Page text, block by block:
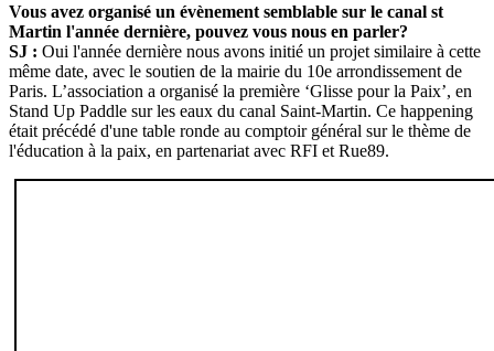
Vous avez organisé un évènement semblable sur le canal st
Martin l'année dernière, pouvez vous nous en parler?
SJ : Oui l'année dernière nous avons initié un projet similaire à cette
même date, avec le soutien de la mairie du 10e arrondissement de
Paris. L’association a organisé la première ‘Glisse pour la Paix’, en
Stand Up Paddle sur les eaux du canal Saint-Martin. Ce happening
était précédé d'une table ronde au comptoir général sur le thème de
l'éducation à la paix, en partenariat avec RFI et Rue89.